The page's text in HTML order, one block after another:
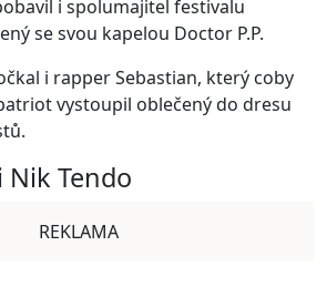
i spolumajitel festivalu
se svou kapelou Doctor P.P.
i rapper Sebastian, který coby
vystoupil oblečený do dresu
Nik Tendo
REKLAMA